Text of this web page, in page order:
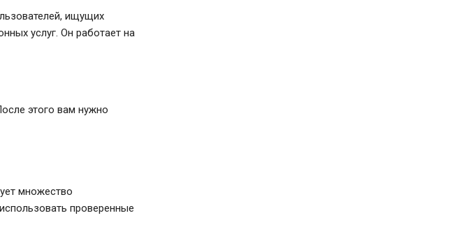
ищущих
услуг. Он работает на
этого вам нужно
множество
проверенные